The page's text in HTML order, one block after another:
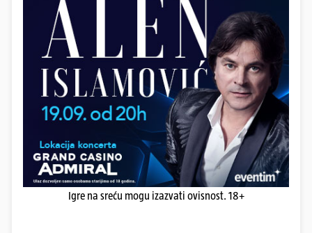
Igre na sreću mogu izazvati ovisnost. 18+